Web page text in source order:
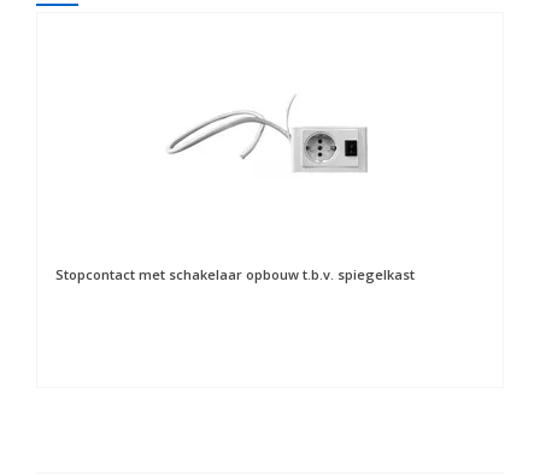
Stopcontact met schakelaar opbouw t.b.v. spiegelkast